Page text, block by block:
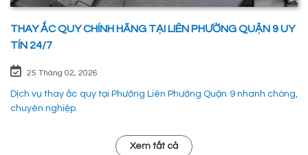
THAY ẮC QUY CHÍNH HÃNG TẠI LIÊN PHƯỜNG QUẬN 9 UY
TÍN 24/7
25 Tháng 02, 2026
Dịch vụ thay ắc quy tại Phường Liên Phường Quận 9 nhanh chóng,
chuyên nghiệp.
Xem tất cả